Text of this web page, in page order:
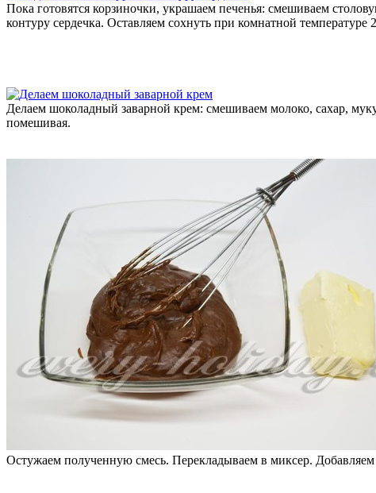
Пока готовятся корзиночки, украшаем печенья: смешиваем
контуру сердечка. Оставляем сохнуть при комнатной температуре
Делаем шоколадный заварной крем: смешиваем молоко, сахар,
помешивая.
Остужаем полученную смесь. Перекладываем в миксер.